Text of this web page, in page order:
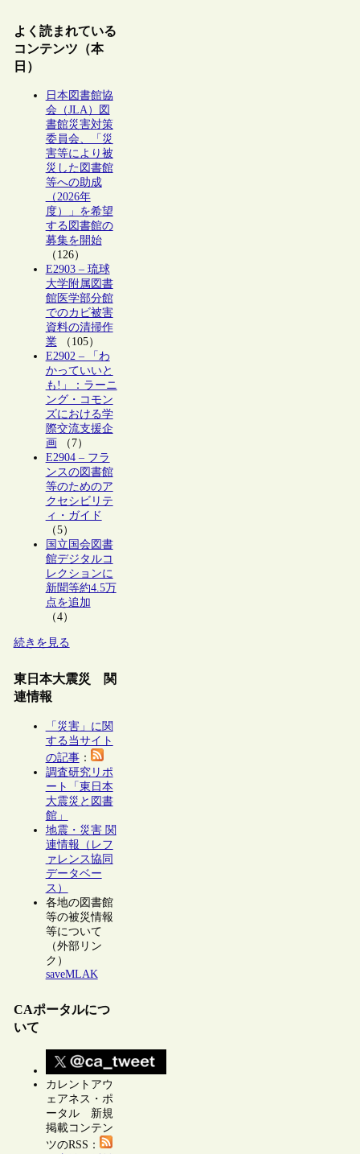
よく読まれている
コンテンツ（本
日）
日本図書館協
会（JLA）図
書館災害対策
委員会、「災
害等により被
災した図書館
等への助成
（2026年
度）」を希望
する図書館の
募集を開始
（126）
E2903 – 琉球
大学附属図書
館医学部分館
でのカビ被害
資料の清掃作
業（105）
E2902 – 「わ
かっていいと
も!」：ラーニ
ング・コモン
ズにおける学
際交流支援企
画 （7）
E2904 – フラ
ンスの図書館
等のためのア
クセシビリテ
ィ・ガイド
（5）
国立国会図書
館デジタルコ
レクションに
新聞等約4.5万
点を追加
（4）
続きを見る
東日本大震災 関
連情報
「災害」に関
する当サイト
の記事：
調査研究リポ
ート「東日本
大震災と図書
館」
地震・災害 関
連情報（レフ
ァレンス協同
データベー
ス）
各地の図書館
等の被災情報
等について
（外部リン
ク）
saveMLAK
CAポータルにつ
いて
カレントアウ
ェアネス・ポ
ータル 新規
掲載コンテン
ツのRSS：